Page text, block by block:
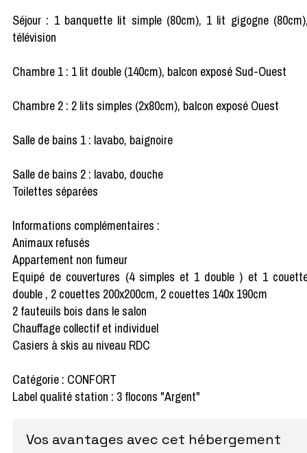
Séjour : 1 banquette lit simple (80cm), 1 lit gigogne
télévision
Chambre 1 : 1 lit double (140cm), balcon exposé Sud-Ouest
Chambre 2 : 2 lits simples (2x80cm), balcon exposé Ouest
Salle de bains 1 : lavabo, baignoire
Salle de bains 2 : lavabo, douche
Toilettes séparées
Informations complémentaires :
Animaux refusés
Appartement non fumeur
Equipé de couvertures (4 simples et 1 double ) et 1
double , 2 couettes 200x200cm, 2 couettes 140x 190cm
2 fauteuils bois dans le salon
Chauffage collectif et individuel
Casiers à skis au niveau RDC
Catégorie : CONFORT
Label qualité station : 3 flocons "Argent"
Vos avantages avec cet hébergement